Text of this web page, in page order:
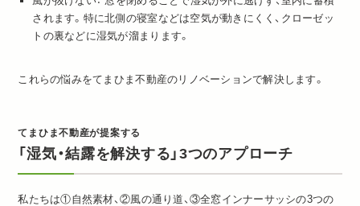
されます。特に北側の寝室などは空気が動きにくく、クローゼッ
トの裏などに湿気が溜まります。
これらの悩みをてまひま不動産のリノベーションで解決します。
てまひま不動産が提案する
「湿気・結露を解決する」3つのアプローチ
私たちは①自然素材、②風の通り道、③全窓インナーサッシの3つの